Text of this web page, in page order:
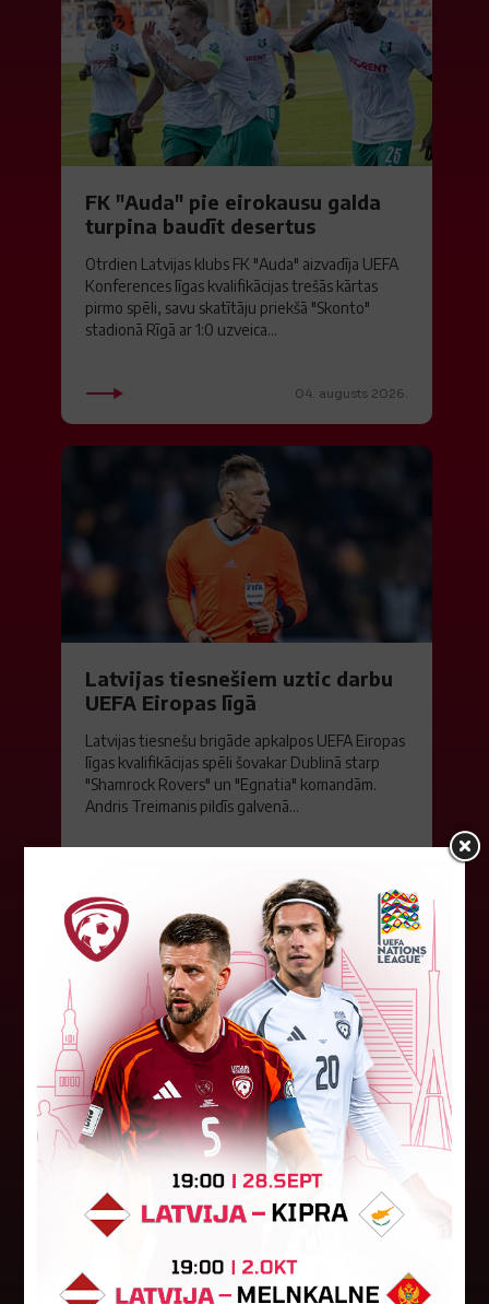
FK "Auda" pie eirokausu galda
turpina baudīt desertus
Otrdien Latvijas klubs FK "Auda" aizvadīja UEFA
Konferences līgas kvalifikācijas trešās kārtas
pirmo spēli, savu skatītāju priekšā "Skonto"
stadionā Rīgā ar 1:0 uzveica...
04. augusts 2026.
Latvijas tiesnešiem uztic darbu
UEFA Eiropas līgā
Latvijas tiesnešu brigāde apkalpos UEFA Eiropas
līgas kvalifikācijas spēli šovakar Dublinā starp
"Shamrock Rovers" un "Egnatia" komandām.
Andris Treimanis pildīs galvenā...
Baltijas kausa izcīņa sāksies ar
maču pret Lietuvu
Otrdien notika sieviešu futbola izlašu Baltijas
kausa izcīņas izloze. Šogad turnīrs tiks izspēlēts
Igaunijā. Pusfināla stadijā 28. novembrī Latvija
spēlēs pret Lietuvu...